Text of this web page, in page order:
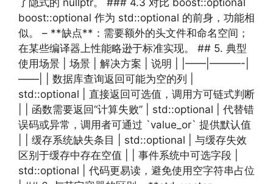
了隐式的 nullptr。 ### 4.3 对比 boost::optional
boost::optional 作为 std::optional 的前身，功能相
似。 – **缺点**：需要额外的头文件和命名空间；
在某些编译器上性能略逊于标准实现。 ## 5. 典型
使用场景 | 场景 | 解决方案 | 说明 | |——|———-|
——| | 数据库查询返回可能为空的列 |
std::optional | 直接返回可选值，调用方可链式判断
| | 函数需要返回“计算失败” | std::optional | 代替错
误码或异常，调用者可通过 `value_or` 提供默认值
| | 缓存系统缺失条目 | std::optional | 与缓存失效
区别于缓存中存在空值 | | 事件系统中可选字段 |
std::optional | 代码更易读，避免使用空字符串占位